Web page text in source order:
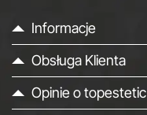
Informacje
Obsługa Klienta
Opinie o topestetic